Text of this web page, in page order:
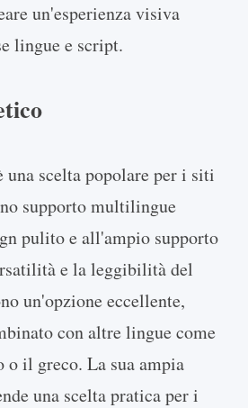
un'esperienza visiva
lingue e script.
scelta popolare per i siti
supporto multilingue
pulito e all'ampio supporto
e la leggibilità del
un'opzione eccellente,
con altre lingue come
il greco. La sua ampia
una scelta pratica per i